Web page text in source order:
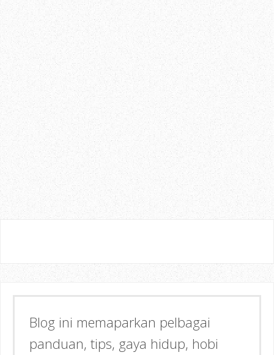
Blog ini memaparkan pelbagai
panduan, tips, gaya hidup, hobi
Semoga dapat memberi Manfaat &
Inspirasi kepada anda!